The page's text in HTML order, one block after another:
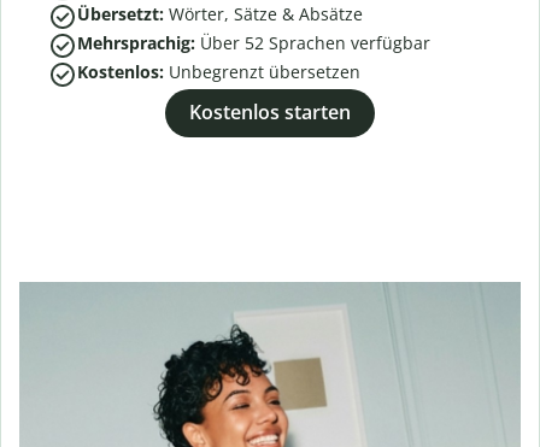
Übersetzt: Wörter, Sätze & Absätze
Mehrsprachig: Über 52 Sprachen verfügbar
Kostenlos: Unbegrenzt übersetzen
Kostenlos starten